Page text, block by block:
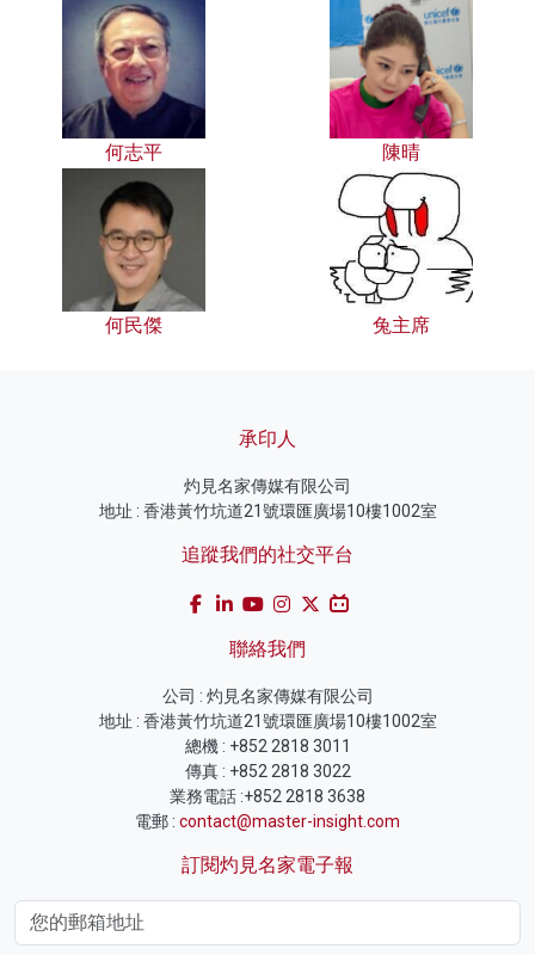
何志平 陳晴
何民傑 兔主席
承印人
灼見名家傳媒有限公司
地址 : 香港黃竹坑道21號環匯廣場10樓1002室
追蹤我們的社交平台
聯絡我們
公司 : 灼見名家傳媒有限公司
地址 : 香港黃竹坑道21號環匯廣場10樓1002室
總機 : +852 2818 3011
傳真 : +852 2818 3022
業務電話 :+852 2818 3638
電郵 : contact@master-insight.com
訂閱灼見名家電子報